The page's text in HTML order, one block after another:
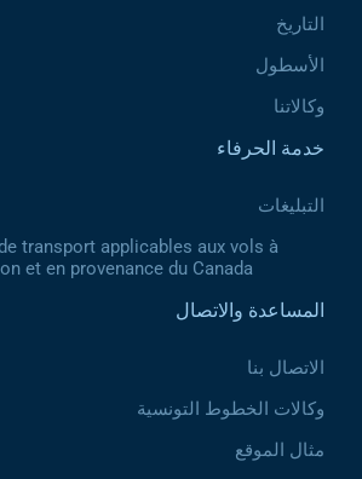
التاريخ
الأسطول
وكالاتنا
خدمة الحرفاء
التبليغات
transport applicables aux vols à
et en provenance du Canada
المساعدة والاتصال
الاتصال بنا
وكالات الخطوط التونسية
مثال الموقع